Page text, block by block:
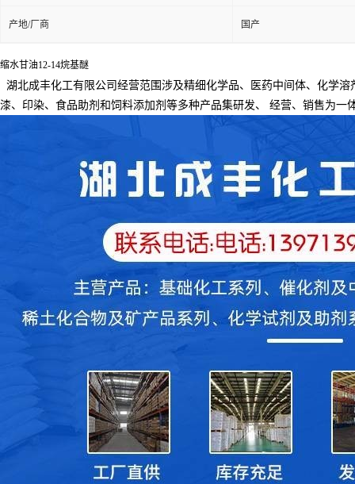
产地/厂商 国产
缩水甘油12-14烷基醚
湖北成丰化工有限公司经营范围涉及精细化学品、医药中间体、化学
漆、印染、食品助剂和饲料添加剂等多种产品集研发、
经营、销售为一